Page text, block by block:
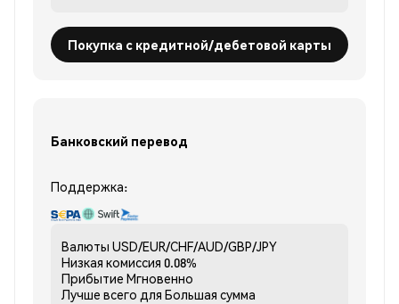
Покупка с кредитной/дебетовой карты
Банковский перевод
Поддержка:
Валюты USD/EUR/CHF/AUD/GBP/JPY
Низкая комиссия 0.08%
Прибытие Мгновенно
Лучше всего для Большая сумма